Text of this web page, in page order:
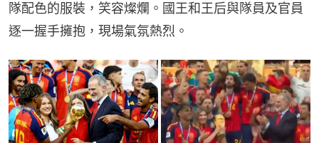
隊配色的服裝，笑容燦爛。國王和王后與隊員及官員
逐一握手擁抱，現場氣氛熱烈。